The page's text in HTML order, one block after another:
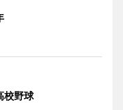
校野球